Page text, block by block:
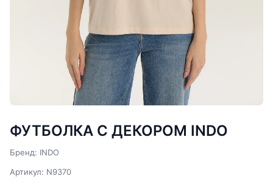
ФУТБОЛКА С ДЕКОРОМ INDO
Бренд: INDO
Артикул: N9370